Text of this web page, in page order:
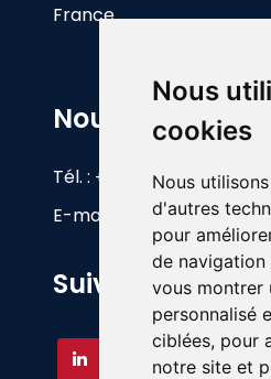
Nous
cookies
Nous
d'autres
pour
de
vous montrer
personnalisé
ciblées, pour
notre site et
France
Nous Contacter
Tél. : +33(0)1 60 26 83
E-mail : info@foy.fr
Suivez-nous